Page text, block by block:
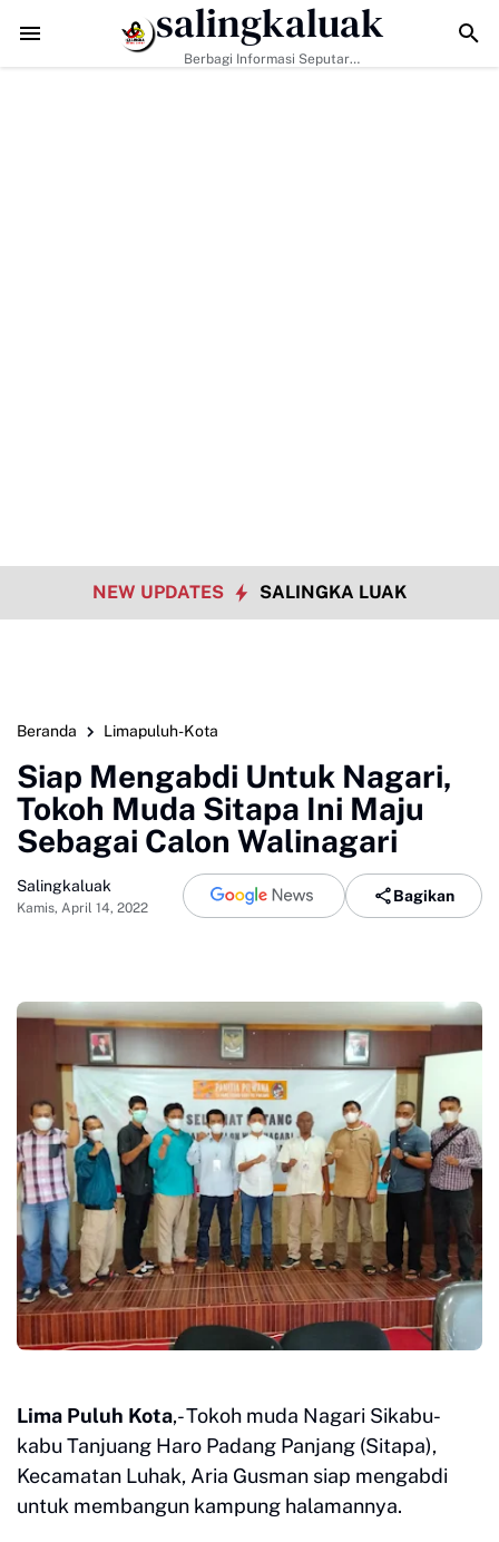
Buluh Kasok dengan Kesiapsiagaan Bencana Walikota
salingkaluak
Berbagi Informasi Seputar
NEW UPDATES SALINGKA LUAK
Beranda Limapuluh-Kota
Siap Mengabdi Untuk Nagari,
Tokoh Muda Sitapa Ini Maju
Sebagai Calon Walinagari
Salingkaluak
Kamis, April 14, 2022
Bagikan
Lima Puluh Kota,- Tokoh muda Nagari Sikabu-
kabu Tanjuang Haro Padang Panjang (Sitapa),
Kecamatan Luhak, Aria Gusman siap mengabdi
untuk membangun kampung halamannya.